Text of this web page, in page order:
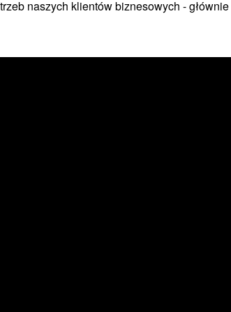
naszych klientów biznesowych -